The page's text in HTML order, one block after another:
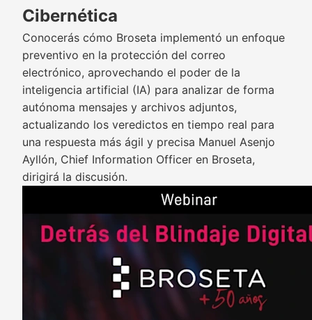
Cibernética
Conocerás cómo Broseta implementó un enfoque
preventivo en la protección del correo
electrónico, aprovechando el poder de la
inteligencia artificial (IA) para analizar de forma
autónoma mensajes y archivos adjuntos,
actualizando los veredictos en tiempo real para
una respuesta más ágil y precisa Manuel Asenjo
Ayllón, Chief Information Officer en Broseta,
dirigirá la discusión.